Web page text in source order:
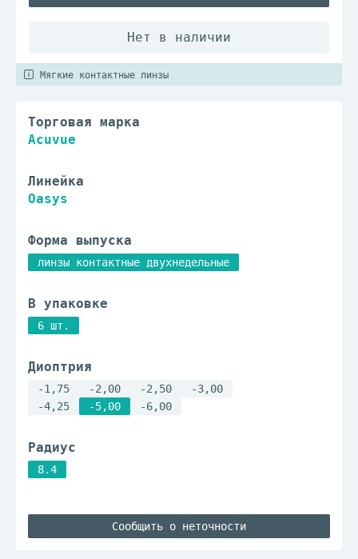
Мягкие контактные линзы
Торговая марка
Acuvue
Линейка
Oasys
Форма выпуска
линзы контактные двухнедельные
В упаковке
6 шт.
Диоптрия
-1,75 -2,00 -2,50
-3,00
-4,25
-5,00 -6,00
Радиус
8.4
Сообщить о неточности